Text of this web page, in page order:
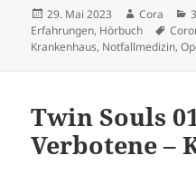
Veröffentlicht
am
29. Mai 2023 Autor
Cora
Erfahrungen, Hörbuch
Krankenhaus, Notfallmedizin,
Twin Souls
Verbotene –